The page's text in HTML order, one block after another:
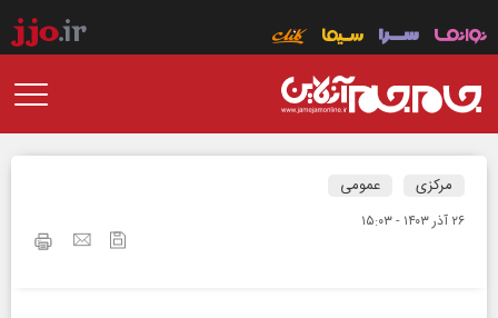
مرکزی عمومی
۲۶ آذر ۱۴۰۳ - ۱۵:۰۳